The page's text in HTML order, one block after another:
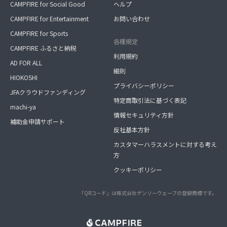
CAMPFIRE for Social Good
CAMPFIRE for Entertainment
CAMPFIRE for Sports
CAMPFIRE ふるさと納税
AD FOR ALL
HIOKOSHI
JFAクラウドファンディング
machi-ya
補助金申請サポート
ヘルプ
お問い合わせ
各種規定
利用規約
細則
プライバシーポリシー
特定商取引法に基づく表記
情報セキュリティ方針
反社基本方針
カスタマーハラスメントに対する考え
方
クッキーポリシー
「QRコード」は株式会社デンソーウェーブの登録商標です。